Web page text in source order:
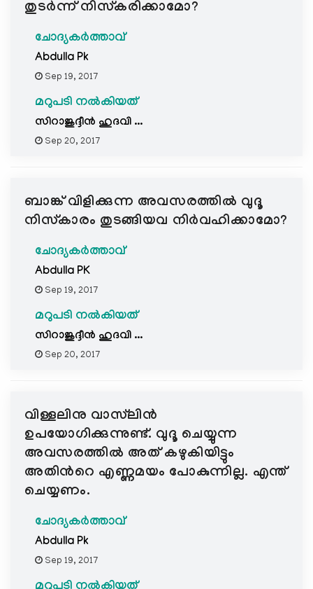
തുടര്‍ന്ന് നിസ്കരിക്കാമോ?
ചോദ്യകർത്താവ്
Abdulla Pk
Sep 19, 2017
മറുപടി നൽകിയത്
സിറാജുദ്ദീന്‍ ഹുദവി ...
Sep 20, 2017
ബാങ്ക് വിളിക്കുന്ന അവസരത്തില്‍ വുദൂ
നിസ്കാരം തുടങ്ങിയവ നിര്‍വഹിക്കാമോ?
ചോദ്യകർത്താവ്
Abdulla PK
Sep 19, 2017
മറുപടി നൽകിയത്
സിറാജുദ്ദീന്‍ ഹുദവി ...
Sep 20, 2017
വിള്ളലിനു വാസ്‍ലിന്‍
ഉപയോഗിക്കുന്നുണ്ട്. വുദൂ ചെയ്യുന്ന
അവസരത്തില്‍ അത് കഴുകിയിട്ടും
അതിന്‍റെ എണ്ണമയം പോകുന്നില്ല. എന്ത്
ചെയ്യണം.
ചോദ്യകർത്താവ്
Abdulla Pk
Sep 19, 2017